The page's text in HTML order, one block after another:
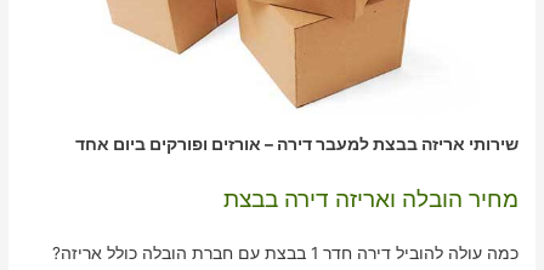
שירותי אריזה בבצת למעבר דירה – אורזים ופורקים ביום אחד
מחיר הובלה ואריזה דירה בבצת
כמה עולה להוביל דירה חדר 1 בבצת עם חברת הובלה כולל אריזה?